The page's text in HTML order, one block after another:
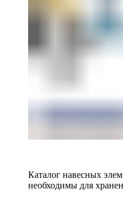
Каталог навесных
необходимы для